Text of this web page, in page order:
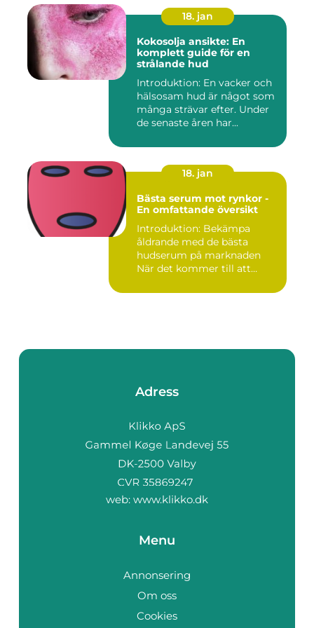
18. jan
Kokosolja ansikte: En
komplett guide för en
strålande hud
Introduktion: En vacker och
hälsosam hud är något som
många strävar efter. Under
de senaste åren har...
18. jan
Bästa serum mot rynkor -
En omfattande översikt
Introduktion: Bekämpa
åldrande med de bästa
hudserum på marknaden
När det kommer till att
Adress
web: www.klikko.dk
Menu
Annonsering
Om oss
Cookies